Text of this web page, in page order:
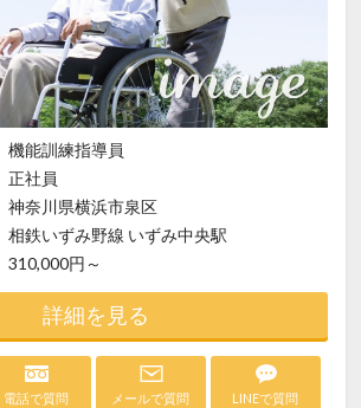
機能訓練指導員
正社員
神奈川県横浜市泉区
相鉄いずみ野線 いずみ中央駅
310,000円～
詳細を見る
電話で質問 メールで質問 LINEで質問